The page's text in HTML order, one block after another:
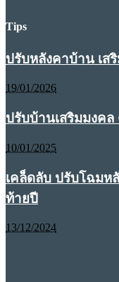
Tips
ปรับหลังคาบ้าน เส
19/01/2026
ปรับบ้านเสริมมงคล
10/01/2025
เคล็ดลับ ปรับโฉมห
ท้ายปี
13/12/2024